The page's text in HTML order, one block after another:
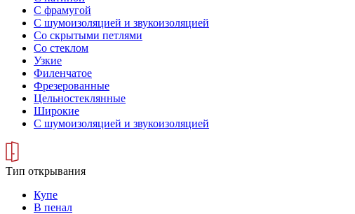
С фрамугой
С шумоизоляцией и звукоизоляцией
Со скрытыми петлями
Со стеклом
Узкие
Филенчатое
Фрезерованные
Цельностеклянные
Широкие
С шумоизоляцией и звукоизоляцией
Тип открывания
Купе
В пенал